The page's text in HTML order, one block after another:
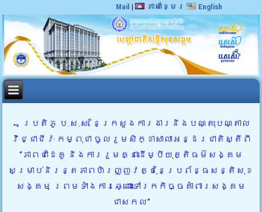
Mail | ភាសាខ្មែរ English
← ប្រតិភូ ប.ស.ស. នៃក្រសួងការងារនិងបណ្តុះបណ្តាល
វិជ្ជាជីវៈ កម្ពុជា ចូលរួមសិក្ខាសាលាអន្ដរជាតិស្តីពី
“ភាពជាដៃគូ និងការរួមគ្នាដើម្បីយុត្តិធម៌សង្គម
សម្រាប់និរន្តភាពហិរញ្ញវត្ថុនៃប្រព័ន្ធសន្តិសុខ
សង្គម ព្រមទាំងការឆ្ពោះទៅរកកិច្ចគាំពារសង្គម
ជាសកល”